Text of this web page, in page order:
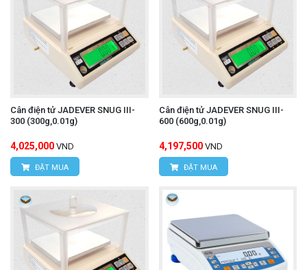
Cân điện tử JADEVER SNUG III-
300 (300g,0.01g)
4,025,000 VND
ĐẶT MUA
Cân điện tử JADEVER SNUG III-
600 (600g,0.01g)
4,197,500 VND
ĐẶT MUA